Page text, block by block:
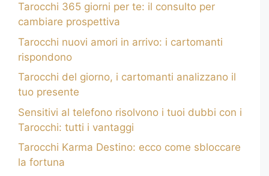
Tarocchi 365 giorni per te: il consulto per
cambiare prospettiva
Tarocchi nuovi amori in arrivo: i cartomanti
rispondono
Tarocchi del giorno, i cartomanti analizzano il
tuo presente
Sensitivi al telefono risolvono i tuoi dubbi con i
Tarocchi: tutti i vantaggi
Tarocchi Karma Destino: ecco come sbloccare
la fortuna